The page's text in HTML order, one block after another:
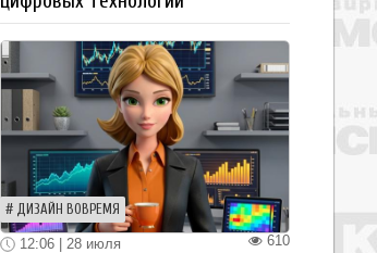
ДИЗАЙН ВОВРЕМЯ
610
12:06 | 28 июля